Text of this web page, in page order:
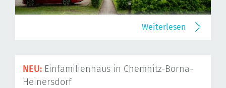
Weiterlesen
NEU: Einfamilienhaus in Chemnitz-Borna-
Heinersdorf